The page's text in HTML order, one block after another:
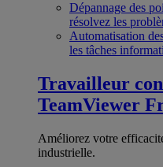
Dépannage des
résolvez les
Automatisation
les tâches
Travailleur
TeamViewer
Améliorez votre
industrielle.